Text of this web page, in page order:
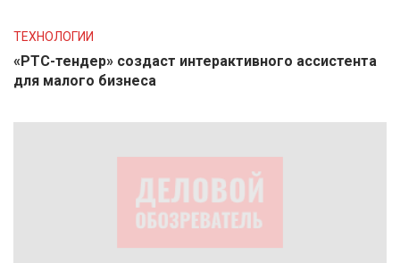
ТЕХНОЛОГИИ
«РТС-тендер» создаст интерактивного ассистента
для малого бизнеса